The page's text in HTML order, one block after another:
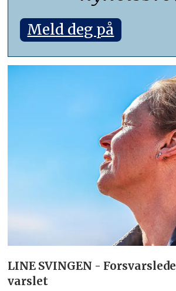
Meld deg på
LINE SVINGEN -
varslet